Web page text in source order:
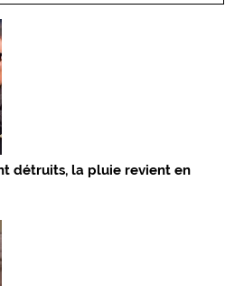
détruits, la pluie revient en